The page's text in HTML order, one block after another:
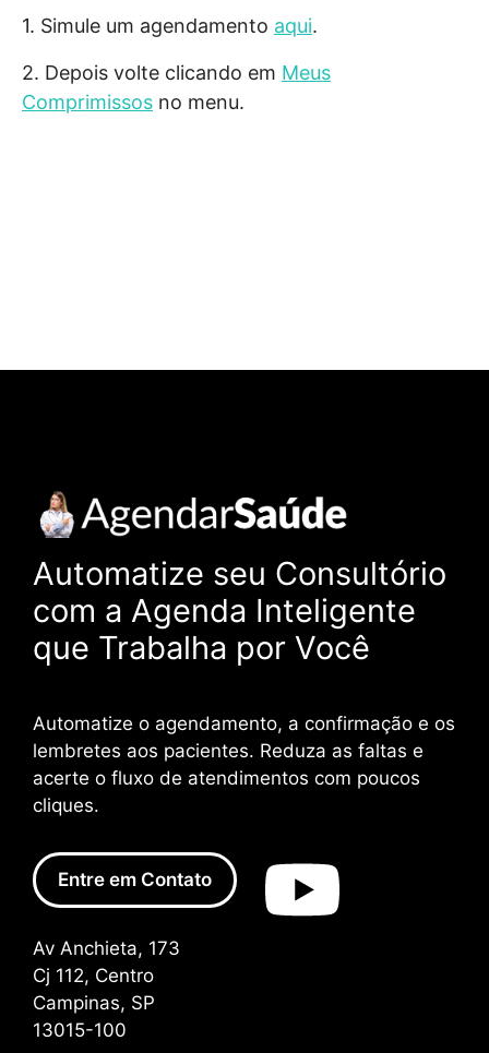
1. Simule um agendamento aqui.
2. Depois volte clicando em Meus
Comprimissos no menu.
Automatize seu Consultório
com a Agenda Inteligente
que Trabalha por Você
Automatize o agendamento, a confirmação e os
lembretes aos pacientes. Reduza as faltas e
acerte o fluxo de atendimentos com poucos
cliques.
Entre em Contato
Av Anchieta, 173
Cj 112, Centro
Campinas, SP
13015-100